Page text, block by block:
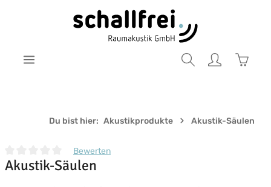
Zum Hauptinhalt springen
Du bist hier: Akustikprodukte Akustik-Säulen
Durchschnittliche Bewertung von 0 von 5 Sternen
Bewerten
Akustik-Säulen